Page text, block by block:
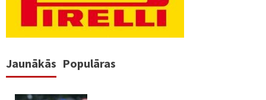
Jaunākās Populāras